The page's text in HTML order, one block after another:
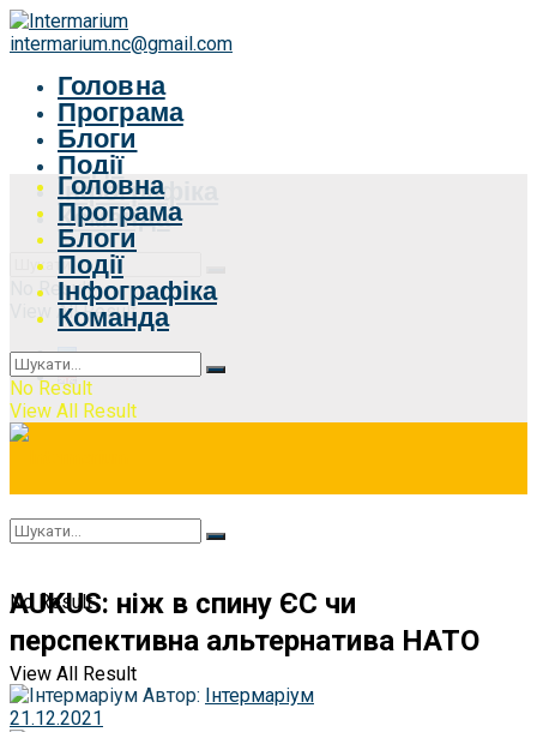
intermarium.nc@gmail.com
Головна
Програма
Блоги
Події
Інфографіка
Команда
No Result
View All Result
Головна
Програма
Блоги
Події
Інфографіка
Команда
No Result
View All Result
No Result
View All Result
AUKUS: ніж в спину ЄС чи
перспективна альтернатива НАТО
Автор: Інтермаріум
21.12.2021